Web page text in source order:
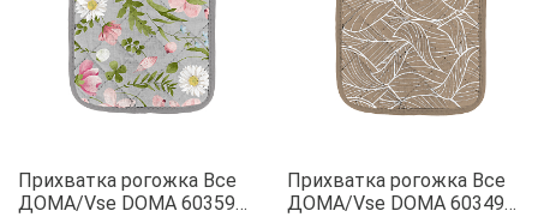
Прихватка рогожка Все
ДОМА/Vse DOMA 60359-
Прихватка рогожка Все
ДОМА/Vse DOMA 60349-